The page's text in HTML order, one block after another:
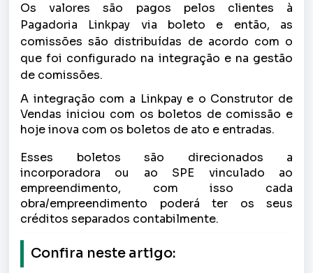
Os valores são pagos pelos clientes à
Pagadoria Linkpay via boleto e então, as
comissões são distribuídas de acordo com o
que foi configurado na integração e na gestão
de comissões.
A integração com a Linkpay e o Construtor de
Vendas iniciou com os boletos de comissão e
hoje inova com os boletos de ato e entradas.
Esses boletos são direcionados a
incorporadora ou ao SPE vinculado ao
empreendimento, com isso cada
obra/empreendimento poderá ter os seus
créditos separados contabilmente.
Confira neste artigo: